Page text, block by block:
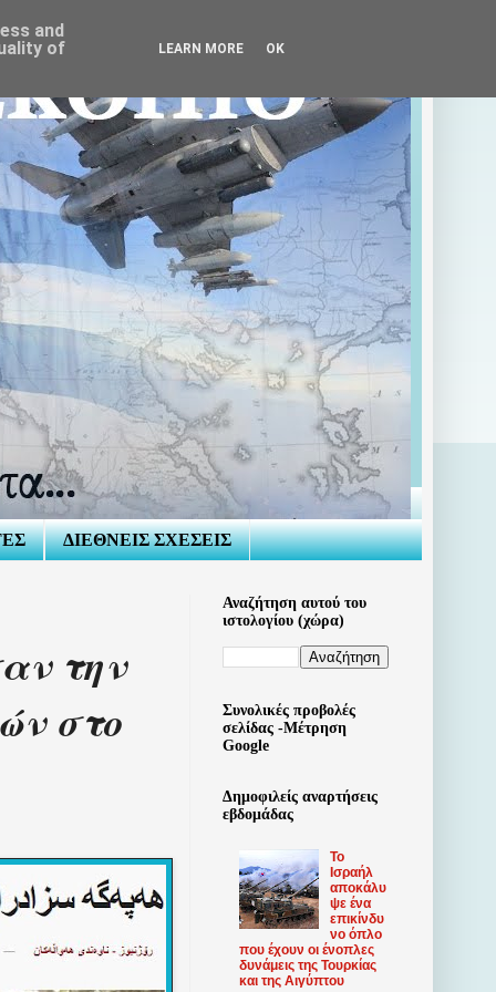
ΔΙΕΘΝΕΙΣ ΣΧΕΣΕΙΣ
την
στο
Αναζήτηση αυτού του
ιστολογίου (χώρα)
Συνολικές προβολές
σελίδας -Μέτρηση
Google
Δημοφιλείς αναρτήσεις
εβδομάδας
Το
Ισραήλ
αποκάλυ
ψε ένα
επικίνδυ
νο όπλο
που έχουν οι ένοπλες
δυνάμεις της Τουρκίας
και της Αιγύπτου
and
of
LEARN MORE OK